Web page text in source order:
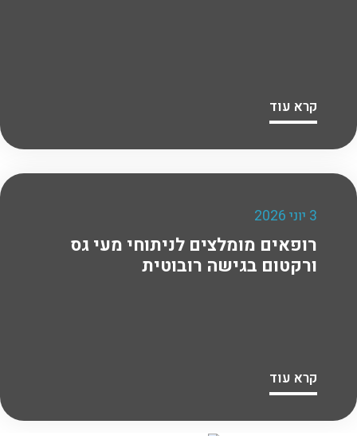
קרא עוד
3 יוני 2026
רופאים מומלצים לניתוחי מעי גס
ורקטום בגישה רובוטית
קרא עוד